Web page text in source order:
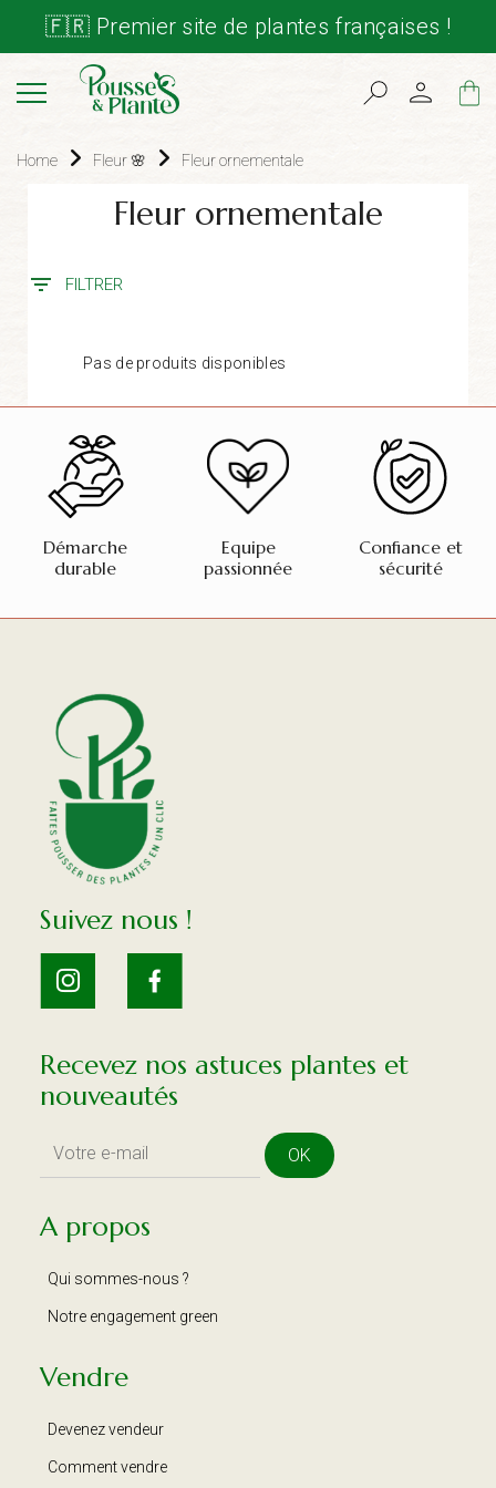
🇫🇷 Premier site de plantes françaises !
Cart
Home Fleur 🌸 Fleur ornementale
Fleur ornementale
FILTRER
Pas de produits disponibles
Démarche
durable
Equipe
passionnée
Confiance et
sécurité
Suivez nous !
Recevez nos astuces plantes et
nouveautés
OK
A propos
Qui sommes-nous ?
Notre engagement green
Vendre
Devenez vendeur
Comment vendre